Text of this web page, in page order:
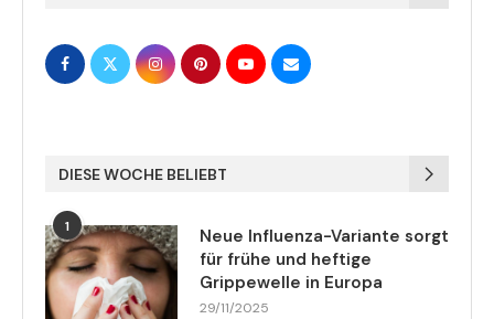
DIESE WOCHE BELIEBT
1
Neue Influenza-Variante sorgt
für frühe und heftige
Grippewelle in Europa
29/11/2025